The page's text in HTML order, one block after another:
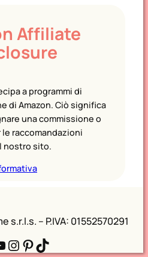
Affiliate
a programmi di
di Amazon. Ciò significa
una commissione o
raccomandazioni
nostro sito.
s.r.l.s. – P.IVA: 01552570291
Instagram Pinterest TikTok